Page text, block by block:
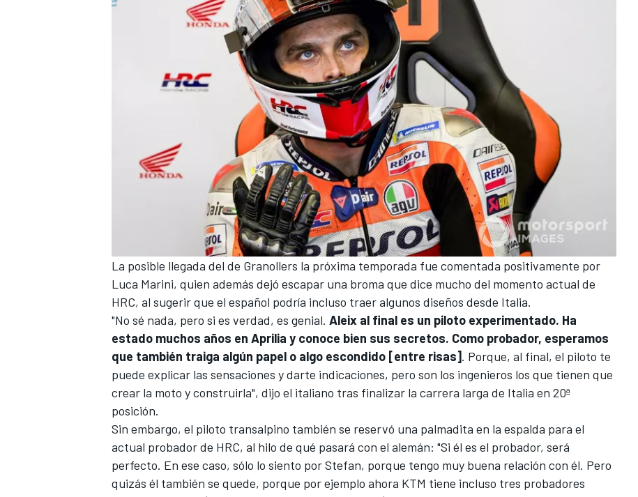
MÁS CATEGORÍAS
La posible llegada del de Granollers la próxima temporada fue comentada positivamente por
Luca Marini, quien además dejó escapar una broma que dice mucho del momento actual de
HRC, al sugerir que el español podría incluso traer algunos diseños desde Italia.
"No sé nada, pero si es verdad, es genial. Aleix al final es un piloto experimentado. Ha
estado muchos años en Aprilia y conoce bien sus secretos. Como probador, esperamos
que también traiga algún papel o algo escondido [entre risas]. Porque, al final, el piloto te
puede explicar las sensaciones y darte indicaciones, pero son los ingenieros los que tienen que
crear la moto y construirla", dijo el italiano tras finalizar la carrera larga de Italia en 20ª
posición.
Sin embargo, el piloto transalpino también se reservó una palmadita en la espalda para el
actual probador de HRC, al hilo de qué pasará con el alemán: "Si él es el probador, será
perfecto. En ese caso, sólo lo siento por Stefan, porque tengo muy buena relación con él. Pero
quizás él también se quede, porque por ejemplo ahora KTM tiene incluso tres probadores